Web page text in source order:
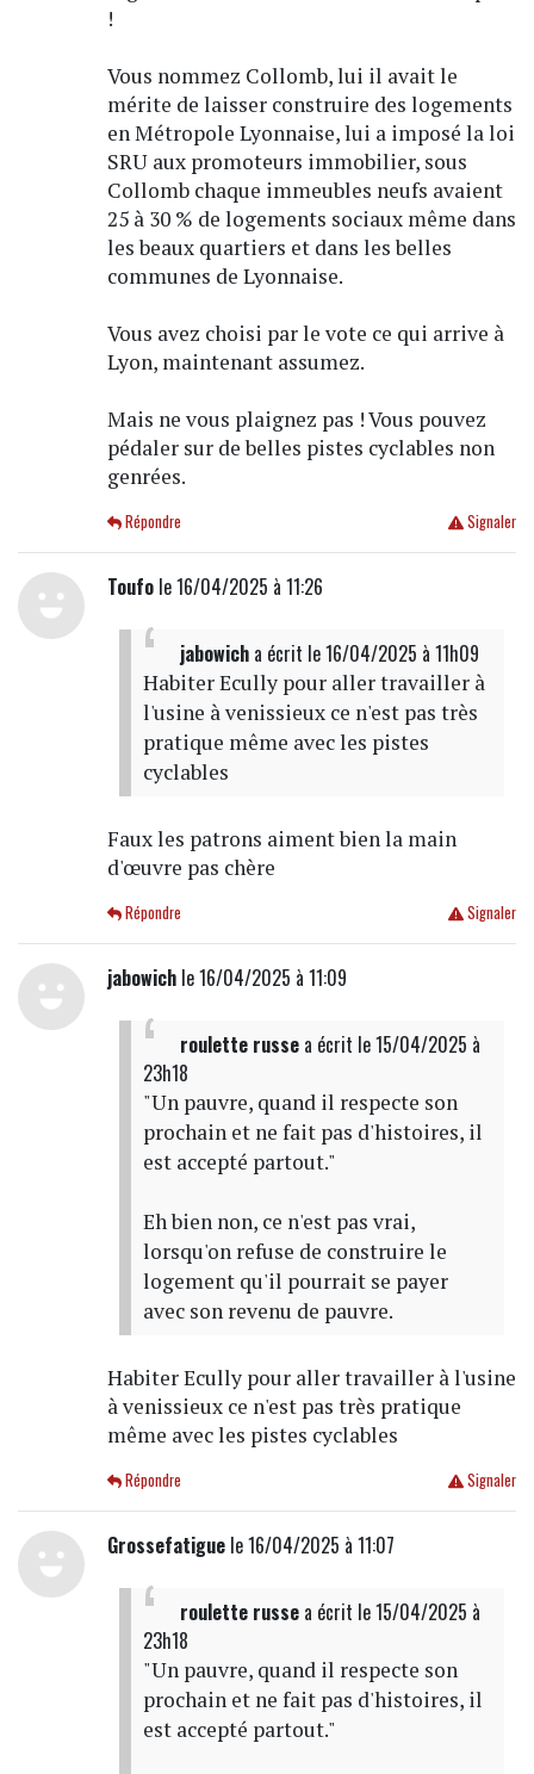
!
Vous nommez Collomb, lui il avait le
mérite de laisser construire des logements
en Métropole Lyonnaise, lui a imposé la loi
SRU aux promoteurs immobilier, sous
Collomb chaque immeubles neufs avaient
25 à 30 % de logements sociaux même dans
les beaux quartiers et dans les belles
communes de Lyonnaise.
Vous avez choisi par le vote ce qui arrive à
Lyon, maintenant assumez.
Mais ne vous plaignez pas ! Vous pouvez
pédaler sur de belles pistes cyclables non
genrées.
Signaler
Répondre
Toufole 16/04/2025 à 11:26
jabowicha écrit le 16/04/2025 à 11h09
Habiter Ecully pour aller travailler à
l'usine à venissieux ce n'est pas très
pratique même avec les pistes
cyclables
Faux les patrons aiment bien la main
d'œuvre pas chère
Signaler
Répondre
jabowichle 16/04/2025 à 11:09
roulette russea écrit le 15/04/2025 à
23h18
"Un pauvre, quand il respecte son
prochain et ne fait pas d'histoires, il
est accepté partout."
Eh bien non, ce n'est pas vrai,
lorsqu'on refuse de construire le
logement qu'il pourrait se payer
avec son revenu de pauvre.
Habiter Ecully pour aller travailler à l'usine
à venissieux ce n'est pas très pratique
même avec les pistes cyclables
Signaler
Répondre
Grossefatiguele 16/04/2025 à 11:07
roulette russea écrit le 15/04/2025 à
23h18
"Un pauvre, quand il respecte son
prochain et ne fait pas d'histoires, il
est accepté partout."